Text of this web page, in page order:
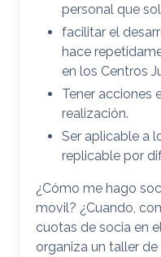
personal que
facilitar el
hace
en los Centros
Tener acciones
realización.
Ser aplicable a
replicable por
¿Cómo me hago
movil? ¿Cuando,
cuotas de socia en
organiza un taller